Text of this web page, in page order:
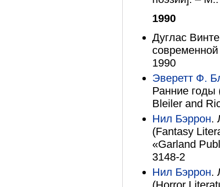
1990
Дуглас
1990
Эверетт Ф.
Ранние годы
Bleiler and
Нил Бэррон.
(Fantasy
«Garland
3148-2
Нил Бэррон.